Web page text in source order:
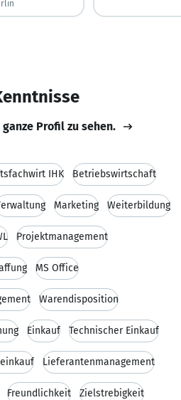
Profil zu sehen.
IHK Betriebswirtschaft
Marketing Weiterbildung
Projektmanagement
MS Office
Warendisposition
Einkauf Technischer Einkauf
Lieferantenmanagement
Freundlichkeit Zielstrebigkeit